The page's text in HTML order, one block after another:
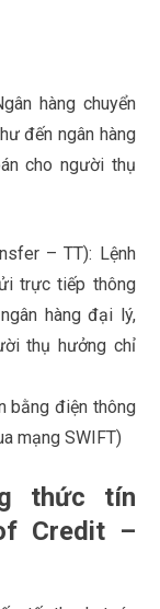
hàng chuyển
đến ngân hàng
cho người thụ
– TT): Lệnh
trực tiếp thông
hàng đại lý,
thụ hưởng chỉ
bằng điện thông
mạng SWIFT)
thức tín
Credit –